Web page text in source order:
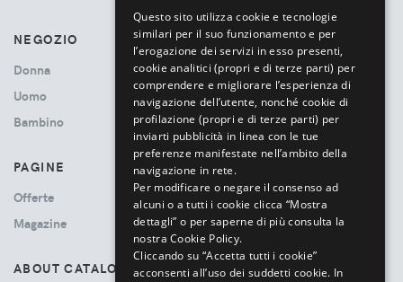
NEGOZIO
Donna
Uomo
Bambino
PAGINE
Offerte
Magazine
ABOUT CATALOVE
Questo sito utilizza cookie e tecnologie
similari per il suo funzionamento e per
l’erogazione dei servizi in esso presenti,
cookie analitici (propri e di terze parti) per
comprendere e migliorare l’esperienza di
navigazione dell’utente, nonché cookie di
profilazione (propri e di terze parti) per
inviarti pubblicità in linea con le tue
preferenze manifestate nell’ambito della
navigazione in rete.
Per modificare o negare il consenso ad
alcuni o a tutti i cookie clicca “Mostra
dettagli” o per saperne di più consulta la
nostra Cookie Policy.
Cliccando su “Accetta tutti i cookie”
acconsenti all’uso dei suddetti cookie. In